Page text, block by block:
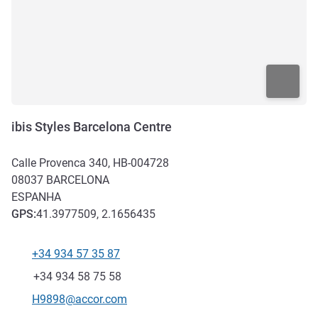
ibis Styles Barcelona Centre
Calle Provenca 340, HB-004728
08037 BARCELONA
ESPANHA
GPS:41.3977509, 2.1656435
Telefone
+34 934 57 35 87
Fax
+34 934 58 75 58
E-mail de contacto
H9898@accor.com